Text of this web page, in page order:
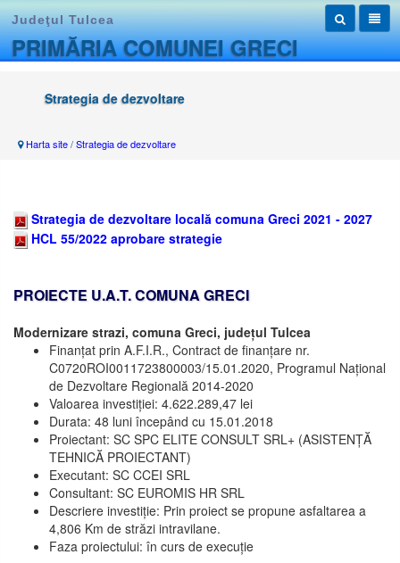
Judeţul Tulcea
PRIMĂRIA COMUNEI GRECI
Strategia de dezvoltare
Harta site/Strategia de dezvoltare
Strategia de dezvoltare locală comuna Greci 2021 - 2027
HCL 55/2022 aprobare strategie
PROIECTE U.A.T. COMUNA GRECI
Modernizare strazi, comuna Greci, județul Tulcea
Finanțat prin A.F.I.R., Contract de finanțare nr.
C0720ROI0011723800003/15.01.2020, Programul Național
de Dezvoltare Regională 2014-2020
Valoarea investiției: 4.622.289,47 lei
Durata: 48 luni începând cu 15.01.2018
Proiectant: SC SPC ELITE CONSULT SRL+ (ASISTENȚĂ
TEHNICĂ PROIECTANT)
Executant: SC CCEI SRL
Consultant: SC EUROMIS HR SRL
Descriere investiție: Prin proiect se propune asfaltarea a
4,806 Km de străzi intravilane.
Faza proiectului: în curs de execuție